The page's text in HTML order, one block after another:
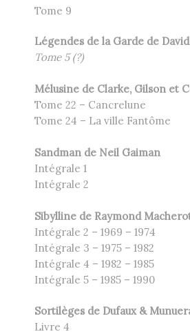
Tome 9
Légendes de la Garde de
Tome 5(?)
Mélusine de Clarke, Gilson et
Tome 22 – Cancrelune
Tome 24 – La ville Fantôme
Sandman de Neil Gaiman
Intégrale 1
Intégrale 2
Sibylline de Raymond
Intégrale 2 – 1969 – 1974
Intégrale 3 – 1975 – 1982
Intégrale 4 – 1982 – 1985
Intégrale 5 – 1985 – 1990
Sortilèges de Dufaux &
Livre 4